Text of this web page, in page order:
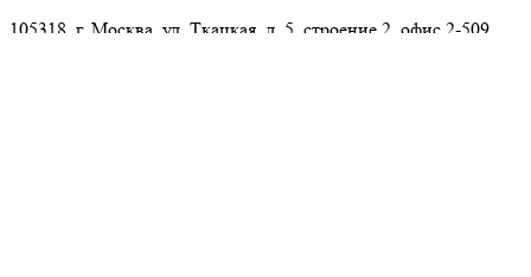
105318, г. Москва, ул. Ткацкая, д. 5, строение 2, офис 2-509